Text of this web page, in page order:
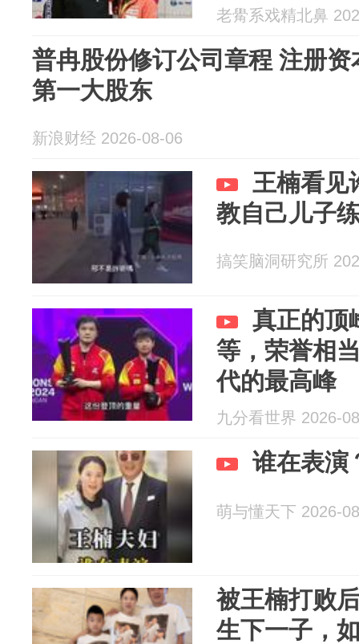
老觷系戏精北鼻
普冉股份修订公司章程 注册资
第一大股东
新浪财经 2026-08-06
王楠看见
教自己儿子
搞笑脑洞研究所
真正的顶
等，荣誉相
代的最高峰
九分看世界 2026-
谁在表演
萌与懂天下 2026-
被王楠打败
生下一子，